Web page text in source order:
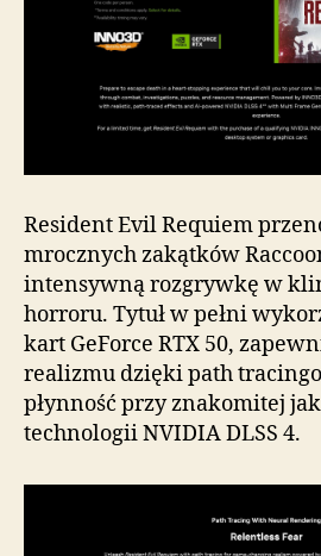
Resident Evil Requiem
mrocznych zakątków
intensywną rozgrywkę w
horroru. Tytuł w pełni
kart GeForce RTX 50,
realizmu dzięki path
płynność przy znakomitej
technologii NVIDIA DLSS 4.